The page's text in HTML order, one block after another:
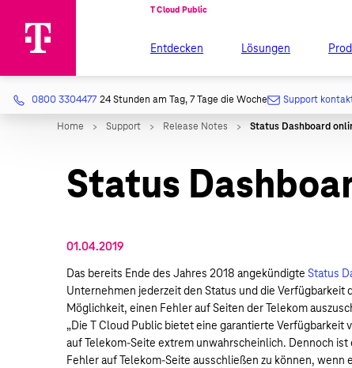
Entdecken Lösungen
0800 3304477 24 Stunden am Tag, 7 Tage die Woche Support
Status
01.04.2019
Das bereits Ende des Jahres 2018 angekündigte Status
Unternehmen jederzeit den Status und die Verfügbarkeit
Möglichkeit, einen Fehler auf Seiten der Telekom
„Die T Cloud Public bietet eine garantierte Verfügbarkeit
auf Telekom-Seite extrem unwahrscheinlich. Dennoch
Fehler auf Telekom-Seite ausschließen zu können,